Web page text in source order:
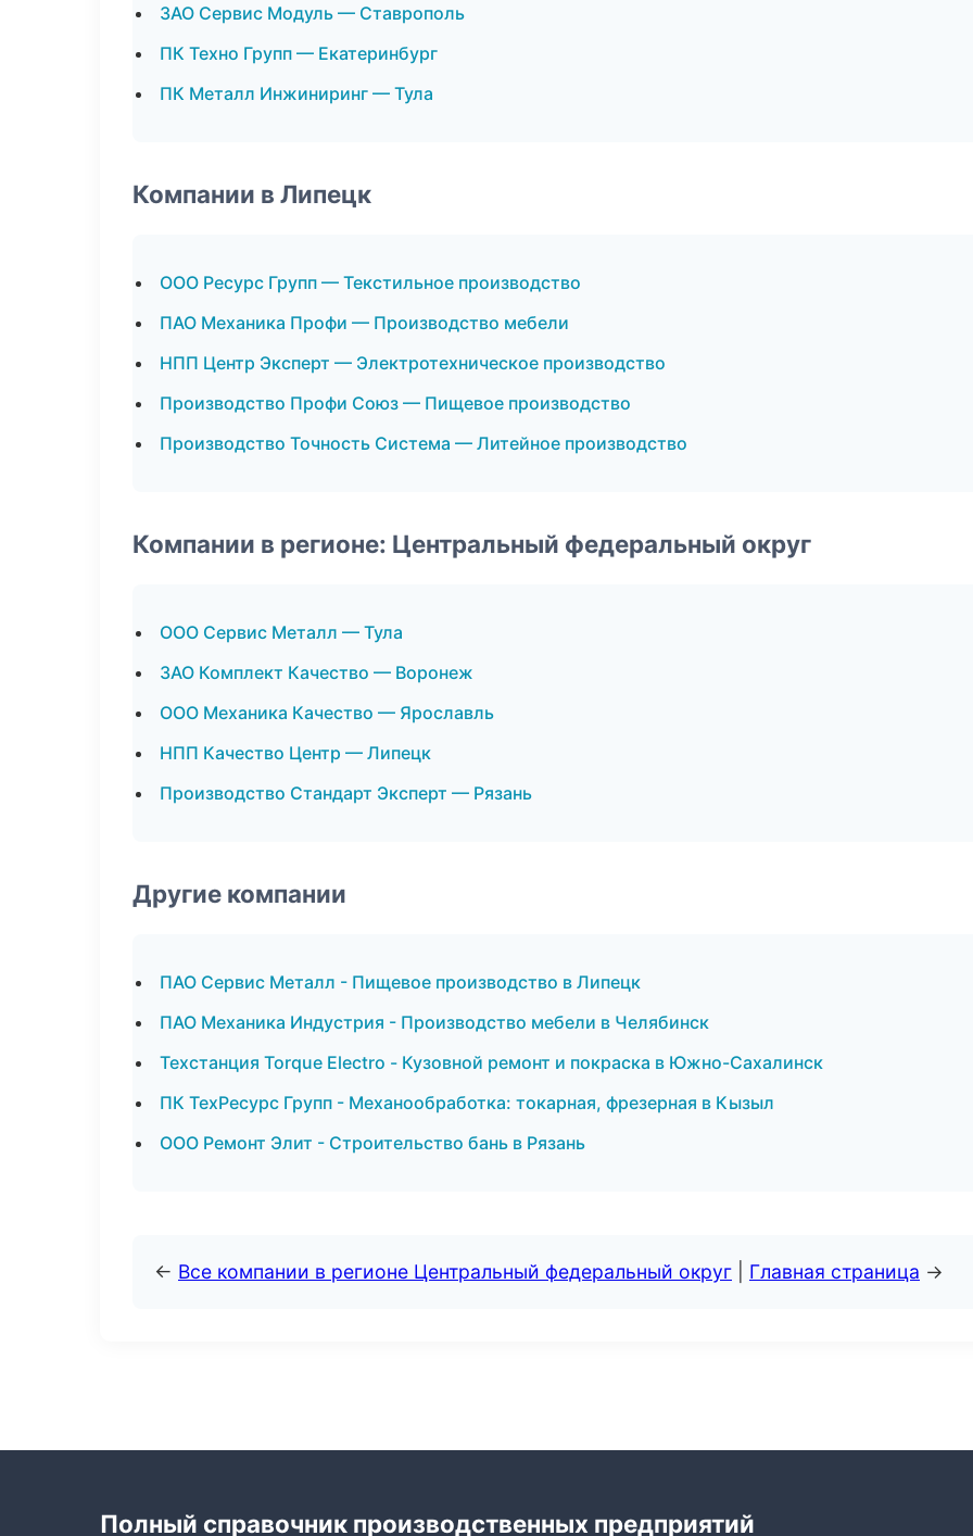
ЗАО Сервис Модуль — Ставрополь
ПК Техно Групп — Екатеринбург
ПК Металл Инжиниринг — Тула
Компании в Липецк
ООО Ресурс Групп — Текстильное производство
ПАО Механика Профи — Производство мебели
НПП Центр Эксперт — Электротехническое производство
Производство Профи Союз — Пищевое производство
Производство Точность Система — Литейное производство
Компании в регионе: Центральный федеральный округ
ООО Сервис Металл — Тула
ЗАО Комплект Качество — Воронеж
ООО Механика Качество — Ярославль
НПП Качество Центр — Липецк
Производство Стандарт Эксперт — Рязань
Другие компании
ПАО Сервис Металл - Пищевое производство в Липецк
ПАО Механика Индустрия - Производство мебели в Челябинск
Техстанция Torque Electro - Кузовной ремонт и покраска в Южно-Сахалинск
ПК ТехРесурс Групп - Механообработка: токарная, фрезерная в Кызыл
ООО Ремонт Элит - Строительство бань в Рязань
← Все компании в регионе Центральный федеральный округ Главная страница →
Полный справочник производственных предприятий